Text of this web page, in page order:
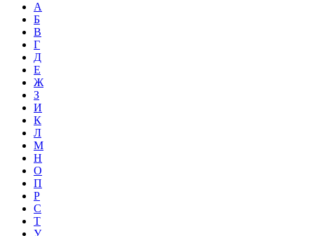
А
Б
В
Г
Д
Е
Ж
З
И
К
Л
М
Н
О
П
Р
С
Т
У